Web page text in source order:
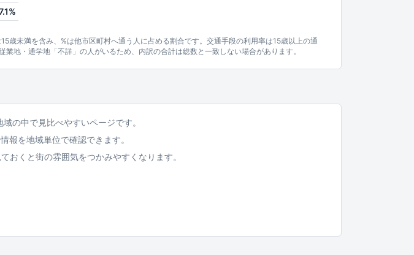
未満を含み、%は他市区町村へ通う人に占める割合です。交通手段の利用率は15歳以上の通
地・通学地「不詳」の人がいるため、内訳の合計は総数と一致しない場合があります。
の中で見比べやすいページです。
報を地域単位で確認できます。
おくと街の雰囲気をつかみやすくなります。